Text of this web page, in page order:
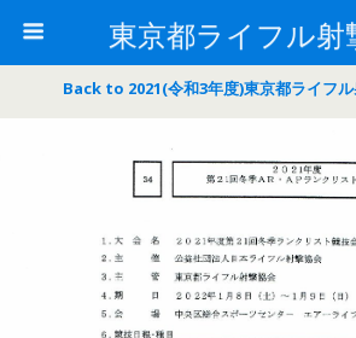
東京都ライフル射
Back to 2021(令和3年度)東京都ライフ